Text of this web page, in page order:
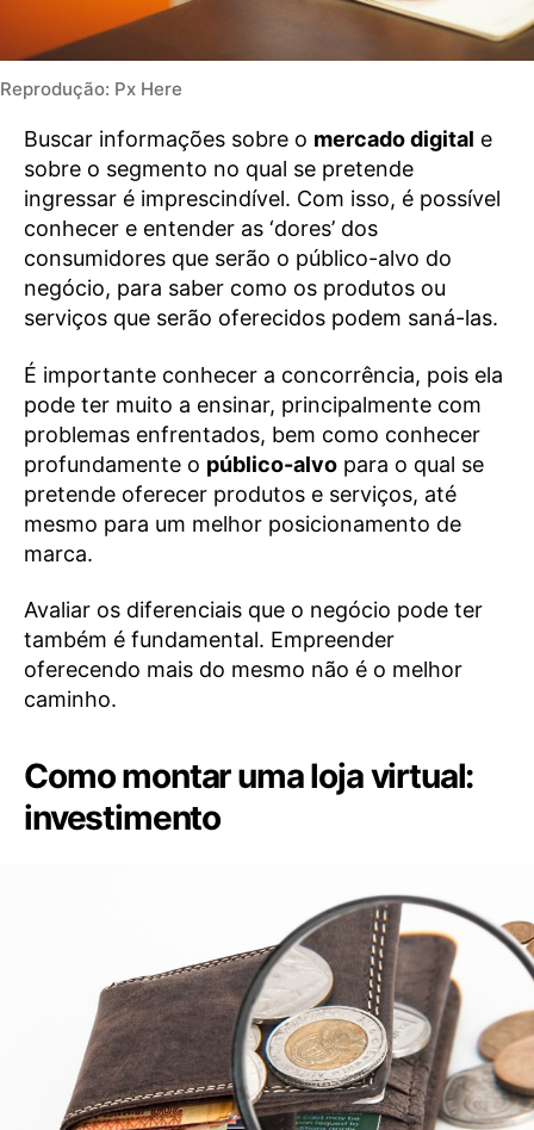
Reprodução: Px Here
Buscar informações sobre o mercado digital e
sobre o segmento no qual se pretende
ingressar é imprescindível. Com isso, é possível
conhecer e entender as ‘dores’ dos
consumidores que serão o público-alvo do
negócio, para saber como os produtos ou
serviços que serão oferecidos podem saná-las.
É importante conhecer a concorrência, pois ela
pode ter muito a ensinar, principalmente com
problemas enfrentados, bem como conhecer
profundamente o público-alvo para o qual se
pretende oferecer produtos e serviços, até
mesmo para um melhor posicionamento de
marca.
Avaliar os diferenciais que o negócio pode ter
também é fundamental. Empreender
oferecendo mais do mesmo não é o melhor
caminho.
Como montar uma loja virtual:
investimento